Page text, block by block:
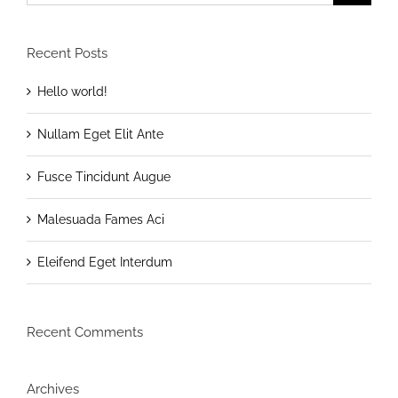
Recent Posts
Hello world!
Nullam Eget Elit Ante
Fusce Tincidunt Augue
Malesuada Fames Aci
Eleifend Eget Interdum
Recent Comments
Archives